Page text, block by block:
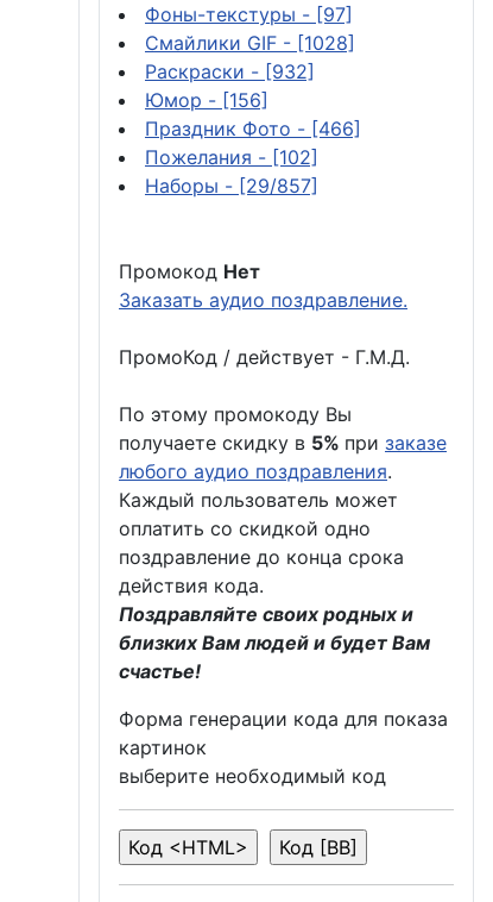
Фоны-текстуры - [97]
Смайлики GIF - [1028]
Раскраски - [932]
Юмор - [156]
Праздник Фото - [466]
Пожелания - [102]
Наборы - [29/857]
Промокод Нет
Заказать аудио поздравление.
ПромоКод / действует - Г.М.Д.
По этому промокоду Вы
получаете скидку в 5% при заказе
любого аудио поздравления.
Каждый пользователь может
оплатить со скидкой одно
поздравление до конца срока
действия кода.
Поздравляйте своих родных и
близких Вам людей и будет Вам
счастье!
Форма генерации кода для показа
картинок
выберите необходимый код